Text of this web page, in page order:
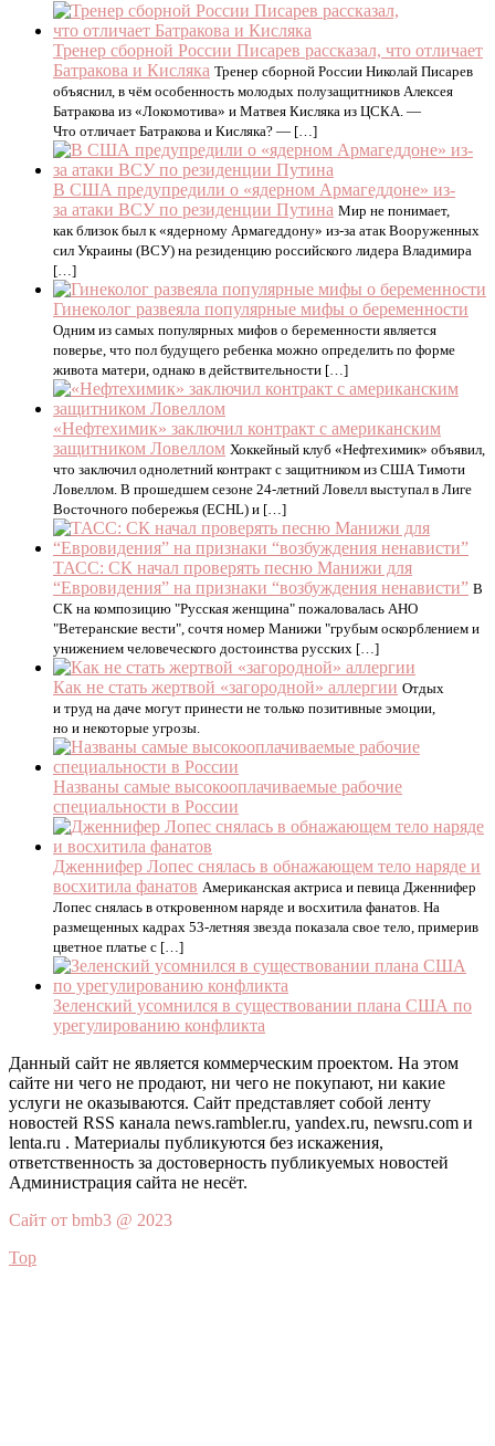
Тренер сборной России Писарев рассказал, что отличает
Батракова и Кисляка Тренер сборной России Николай Писарев
объяснил, в чём особенность молодых полузащитников Алексея
Батракова из «Локомотива» и Матвея Кисляка из ЦСКА. —
Что отличает Батракова и Кисляка? — […]
В США предупредили о «ядерном Армагеддоне» из-
за атаки ВСУ по резиденции Путина Мир не понимает,
как близок был к «ядерному Армагеддону» из-за атак Вооруженных
сил Украины (ВСУ) на резиденцию российского лидера Владимира
[…]
Гинеколог развеяла популярные мифы о беременности
Одним из самых популярных мифов о беременности является
поверье, что пол будущего ребенка можно определить по форме
живота матери, однако в действительности […]
«Нефтехимик» заключил контракт с американским
защитником Ловеллом Хоккейный клуб «Нефтехимик» объявил,
что заключил однолетний контракт с защитником из США Тимоти
Ловеллом. В прошедшем сезоне 24‑летний Ловелл выступал в Лиге
Восточного побережья (ECHL) и […]
ТАСС: СК начал проверять песню Манижи для
“Евровидения” на признаки “возбуждения ненависти” В
СК на композицию "Русская женщина" пожаловалась АНО
"Ветеранские вести", сочтя номер Манижи "грубым оскорблением и
унижением человеческого достоинства русских […]
Как не стать жертвой «загородной» аллергии Отдых
и труд на даче могут принести не только позитивные эмоции,
но и некоторые угрозы.
Названы самые высокооплачиваемые рабочие
специальности в России
Дженнифер Лопес снялась в обнажающем тело наряде и
восхитила фанатов Американская актриса и певица Дженнифер
Лопес снялась в откровенном наряде и восхитила фанатов. На
размещенных кадрах 53-летняя звезда показала свое тело, примерив
цветное платье с […]
Зеленский усомнился в существовании плана США по
урегулированию конфликта
Данный сайт не является коммерческим проектом. На этом
сайте ни чего не продают, ни чего не покупают, ни какие
услуги не оказываются. Сайт представляет собой ленту
новостей RSS канала news.rambler.ru, yandex.ru, newsru.com и
lenta.ru . Материалы публикуются без искажения,
ответственность за достоверность публикуемых новостей
Администрация сайта не несёт.
Сайт от bmb3 @ 2023
Top